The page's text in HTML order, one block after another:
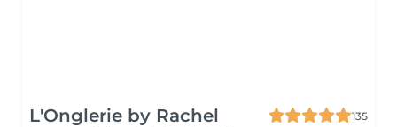
L'Onglerie by Rachel
135